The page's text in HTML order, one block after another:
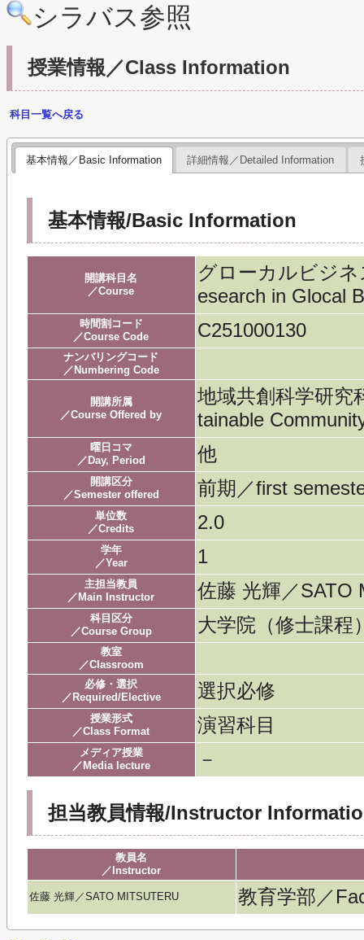
シラバス参照
授業情報／Class Information
科目一覧へ戻る
基本情報／Basic Information 詳細情報／Detailed Information
基本情報/Basic Information
開講科目名
／Course
グローカルビジネ
esearch in Glocal
時間割コード
／Course Code
C251000130
ナンバリングコード
／Numbering Code
開講所属
／Course Offered by
地域共創科学研究
tainable
曜日コマ
／Day, Period
他
開講区分
／Semester offered
前期／first
単位数
／Credits
2.0
学年
／Year
1
主担当教員
／Main Instructor
佐藤 光輝／SATO
科目区分
／Course Group
大学院（修士課
教室
／Classroom
必修・選択
／Required/Elective
選択必修
授業形式
／Class Format
演習科目
メディア授業
／Media lecture
－
担当教員情報/Instructor
教員名
／Instructor
佐藤 光輝／SATO MITSUTERU 教育学部／